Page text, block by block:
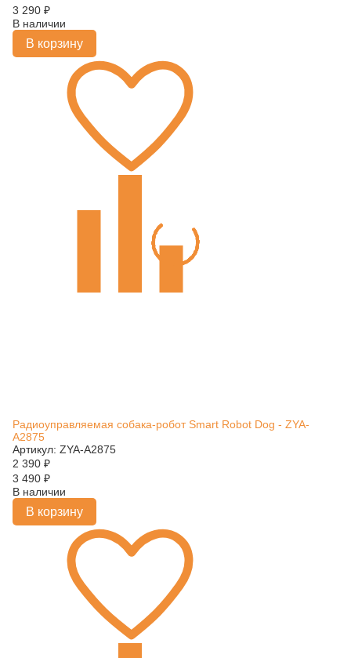
3 290 ₽
В наличии
В корзину
Радиоуправляемая собака-робот Smart Robot Dog - ZYA-
A2875
Артикул: ZYA-A2875
2 390 ₽
3 490 ₽
В наличии
В корзину